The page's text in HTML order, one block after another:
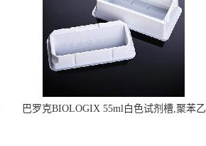
巴罗克BIOLOGIX 55ml白色试剂槽,聚苯乙